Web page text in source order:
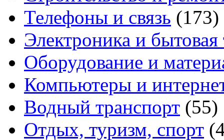
Телефоны и связь (173)
Электроника и бытовая
Оборудование и
Компьютеры и
Водный транспорт (55)
Отдых, туризм, спорт